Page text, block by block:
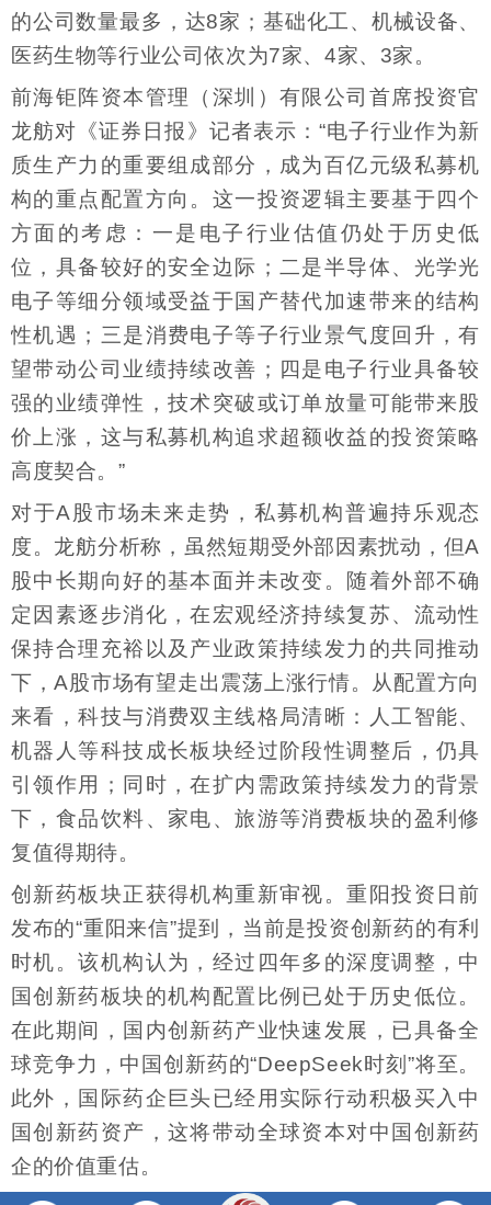
的公司数量最多，达8家；基础化工、机械设备、
医药生物等行业公司依次为7家、4家、3家。
前海钜阵资本管理（深圳）有限公司首席投资官
龙舫对《证券日报》记者表示：“电子行业作为新
质生产力的重要组成部分，成为百亿元级私募机
构的重点配置方向。这一投资逻辑主要基于四个
方面的考虑：一是电子行业估值仍处于历史低
位，具备较好的安全边际；二是半导体、光学光
电子等细分领域受益于国产替代加速带来的结构
性机遇；三是消费电子等子行业景气度回升，有
望带动公司业绩持续改善；四是电子行业具备较
强的业绩弹性，技术突破或订单放量可能带来股
价上涨，这与私募机构追求超额收益的投资策略
高度契合。”
对于A股市场未来走势，私募机构普遍持乐观态
度。龙舫分析称，虽然短期受外部因素扰动，但A
股中长期向好的基本面并未改变。随着外部不确
定因素逐步消化，在宏观经济持续复苏、流动性
保持合理充裕以及产业政策持续发力的共同推动
下，A股市场有望走出震荡上涨行情。从配置方向
来看，科技与消费双主线格局清晰：人工智能、
机器人等科技成长板块经过阶段性调整后，仍具
引领作用；同时，在扩内需政策持续发力的背景
下，食品饮料、家电、旅游等消费板块的盈利修
复值得期待。
创新药板块正获得机构重新审视。重阳投资日前
发布的“重阳来信”提到，当前是投资创新药的有利
时机。该机构认为，经过四年多的深度调整，中
国创新药板块的机构配置比例已处于历史低位。
在此期间，国内创新药产业快速发展，已具备全
球竞争力，中国创新药的“DeepSeek时刻”将至。
此外，国际药企巨头已经用实际行动积极买入中
国创新药资产，这将带动全球资本对中国创新药
企的价值重估。